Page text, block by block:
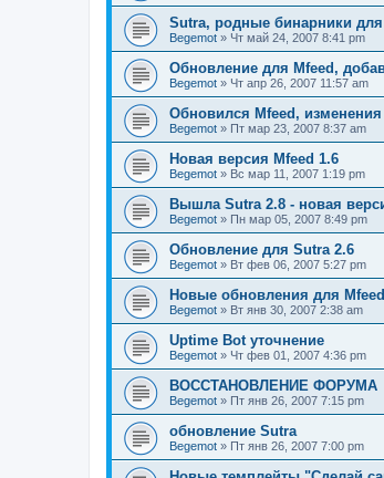
Sutra, родные бинарники
Begemot » Чт май 24, 2007 8:41 pm
Обновление для Mfeed,
Begemot » Чт апр 26, 2007 11:57 am
Обновился Mfeed,
Begemot » Пт мар 23, 2007 8:37 am
Новая версия Mfeed 1.6
Begemot » Вс мар 11, 2007 1:19 pm
Вышла Sutra 2.8 - новая
Begemot » Пн мар 05, 2007 8:49 pm
Обновление для Sutra 2.6
Begemot » Вт фев 06, 2007 5:27 pm
Новые обновления для Mfeed
Begemot » Вт янв 30, 2007 2:38 am
Uptime Bot уточнение
Begemot » Чт фев 01, 2007 4:36 pm
ВОССТАНОВЛЕНИЕ ФОРУМА
Begemot » Пт янв 26, 2007 7:15 pm
обновление Sutra
Begemot » Пт янв 26, 2007 7:00 pm